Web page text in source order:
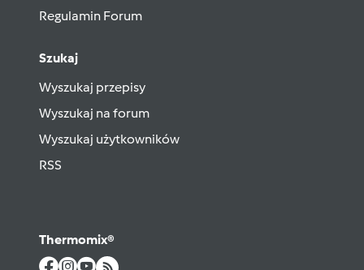
Regulamin Forum
Szukaj
Wyszukaj przepisy
Wyszukaj na forum
Wyszukaj użytkowników
RSS
Thermomix®